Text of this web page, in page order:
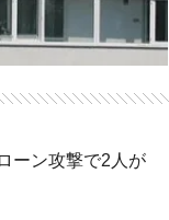
ーン攻撃で2人が